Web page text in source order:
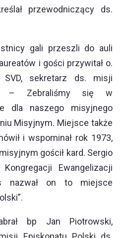
przewodniczący ds.
gali przeszli do auli
i gości przywitał o.
SVD, sekretarz ds. misji
– Zebraliśmy się w
dla naszego misyjnego
Misyjnym. Miejsce także
i wspominał rok 1973,
gościł kard. Sergio
Ewangelizacji
nazwał on to miejsce
bp Jan Piotrowski,